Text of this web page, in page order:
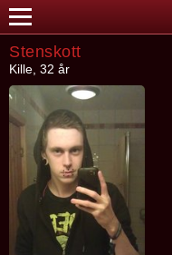
Stenskott
Kille, 32 år